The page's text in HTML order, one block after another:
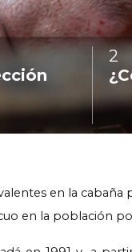
2
en la
en la población